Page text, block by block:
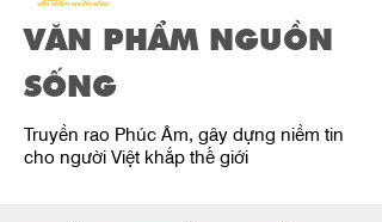
VĂN PHẨM NGUỒN
SỐNG
Truyền rao Phúc Âm, gây dựng niềm tin
cho người Việt khắp thế giới